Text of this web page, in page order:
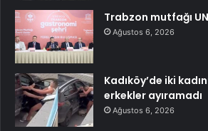
Trabzon mutfağı
Ağustos 6, 2026
Kadıköy’de iki
erkekler ayıramadı
Ağustos 6, 2026